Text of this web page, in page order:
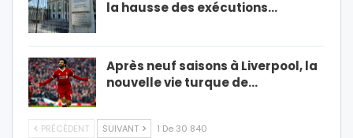
la hausse des exécutions…
Après neuf saisons à Liverpool, la
nouvelle vie turque de…
PRÉCÉDENT SUIVANT 1 De 30 840